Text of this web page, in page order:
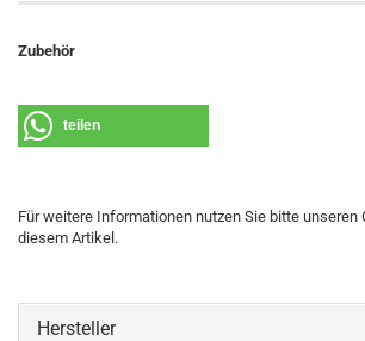
Zubehör
teilen
Für weitere Informationen nutzen Sie bitte unseren
diesem Artikel.
Hersteller